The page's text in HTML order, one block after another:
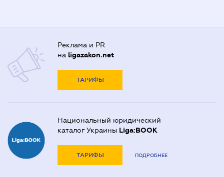
Реклама и PR
на ligazakon.net
ТАРИФЫ
Национальный юридический
каталог Украины Liga:BOOK
ТАРИФЫ ПОДРОБНЕЕ